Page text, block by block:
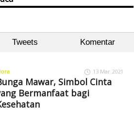
Tweets Komentar
13 Mar 2021
Mawar, Simbol Cinta
Bermanfaat bagi